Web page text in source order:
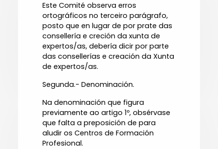
Este Comité observa erros
ortográficos no terceiro parágrafo,
posto que en lugar de por prate das
consellería e creción da xunta de
expertos/as, debería dicir por parte
das consellerías e creación da Xunta
de expertos/as.
Segunda.- Denominación.
Na denominación que figura
previamente ao artigo 1º, obsérvase
que falta a preposición de para
aludir os Centros de Formación
Profesional.